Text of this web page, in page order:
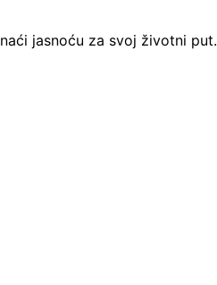
jasnoću za svoj životni put.